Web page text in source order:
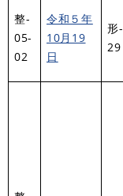
整-
05-
02
令和５年
10月19
日
形-
29